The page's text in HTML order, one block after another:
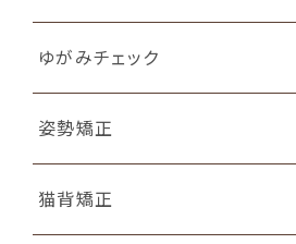
ゆがみチェック
姿勢矯正
猫背矯正